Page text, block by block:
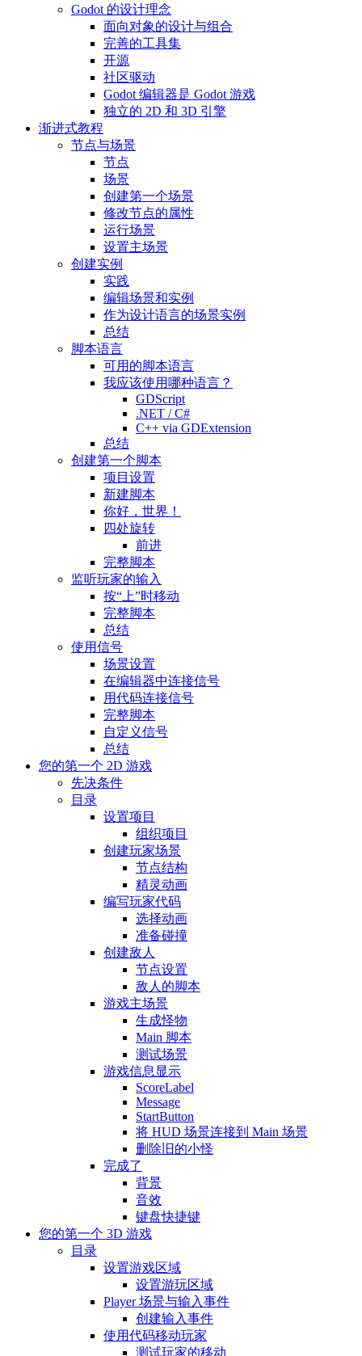
Godot 的设计理念
面向对象的设计与组合
完善的工具集
开源
社区驱动
Godot 编辑器是 Godot 游戏
独立的 2D 和 3D 引擎
渐进式教程
节点与场景
节点
场景
创建第一个场景
修改节点的属性
运行场景
设置主场景
创建实例
实践
编辑场景和实例
作为设计语言的场景实例
总结
脚本语言
可用的脚本语言
我应该使用哪种语言？
GDScript
.NET / C#
C++ via GDExtension
总结
创建第一个脚本
项目设置
新建脚本
你好，世界！
四处旋转
前进
完整脚本
监听玩家的输入
按“上”时移动
完整脚本
总结
使用信号
场景设置
在编辑器中连接信号
用代码连接信号
完整脚本
自定义信号
总结
您的第一个 2D 游戏
先决条件
目录
设置项目
组织项目
创建玩家场景
节点结构
精灵动画
编写玩家代码
选择动画
准备碰撞
创建敌人
节点设置
敌人的脚本
游戏主场景
生成怪物
Main 脚本
测试场景
游戏信息显示
ScoreLabel
Message
StartButton
将 HUD 场景连接到 Main 场景
删除旧的小怪
完成了
背景
音效
键盘快捷键
您的第一个 3D 游戏
目录
设置游戏区域
设置游玩区域
Player 场景与输入事件
创建输入事件
使用代码移动玩家
测试玩家的移动